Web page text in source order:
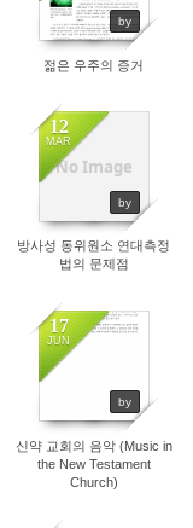
by
젊은 우주의 증거
No Image
12
MAR
by
방사성 동위원소 연대측정
법의 문제점
17
JUN
by
신약 교회의 음악 (Music in
the New Testament
Church)